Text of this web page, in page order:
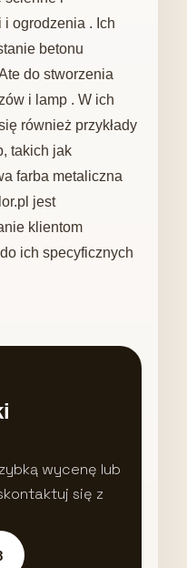
i ogrodzenia . Ich
betonu
do stworzenia
i lamp . W ich
również przykłady
takich jak
farba metaliczna
jest
klientom
ich specyficznych
wycenę lub
się z